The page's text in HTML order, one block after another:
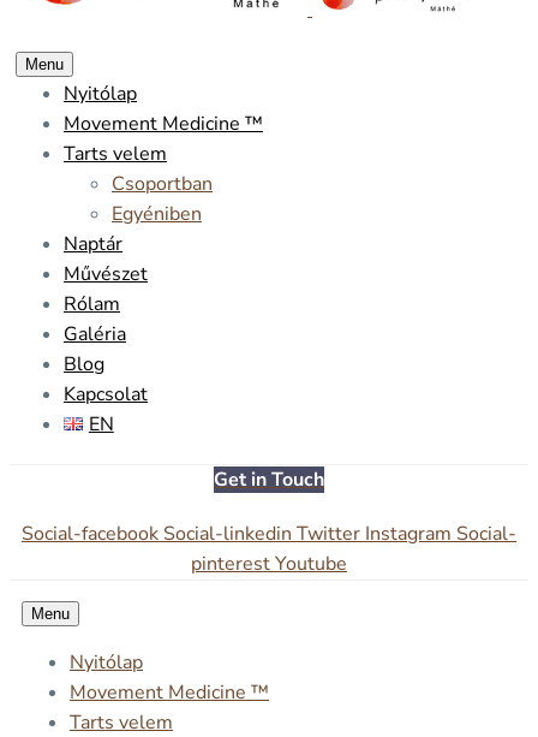
Menu
Nyitólap
Movement Medicine ™
Tarts velem
Csoportban
Egyéniben
Naptár
Művészet
Rólam
Galéria
Blog
Kapcsolat
EN
Get in Touch
Social-facebook Social-linkedin Twitter Instagram Social-
pinterestYoutube
Menu
Nyitólap
Movement Medicine ™
Tarts velem